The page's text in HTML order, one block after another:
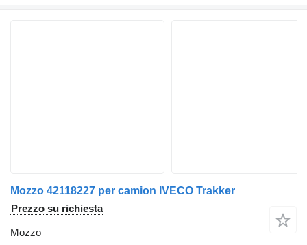
Mozzo 42118227 per camion IVECO Trakker
Prezzo su richiesta
Mozzo